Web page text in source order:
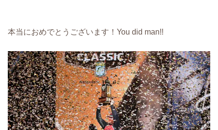
本当におめでとうございます！You did man!!